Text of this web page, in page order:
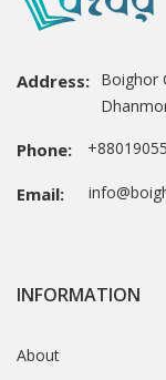
Address: Boighor
Phone:
Email:
INFORMATION
About